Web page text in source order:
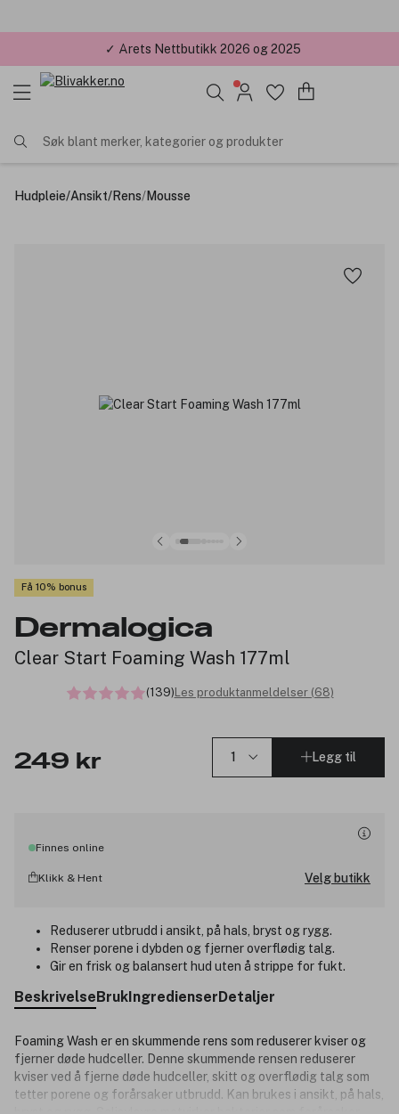
✓ Årets Nettbutikk 2026 og 2025
Søk blant merker, kategorier og produkter
Hudpleie/Ansikt/Rens/Mousse
Få 10% bonus
Dermalogica
Clear Start Foaming Wash 177ml
(139)Les produktanmeldelser (68)
249 kr Legg til
Finnes online
Klikk & Hent Velg butikk
Reduserer utbrudd i ansikt, på hals, bryst og rygg.
Renser porene i dybden og fjerner overflødig talg.
Gir en frisk og balansert hud uten å strippe for fukt.
BeskrivelseBrukIngredienserDetaljer
Foaming Wash er en skummende rens som reduserer kviser og
fjerner døde hudceller. Denne skummende rensen reduserer
kviser ved å fjerne døde hudceller, skitt og overflødig talg som
tetter porene og forårsaker utbrudd. Kan brukes i ansikt, på hals,